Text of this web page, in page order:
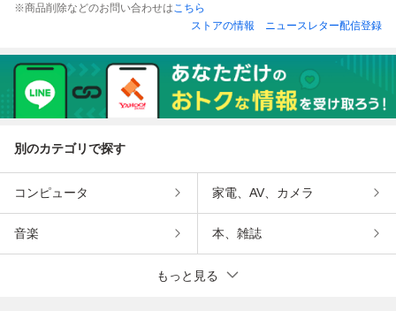
※商品削除などのお問い合わせはこちら
ストアの情報
ニュースレター配信登録
別のカテゴリで探す
コンピュータ 家電、AV、カメラ
音楽 本、雑誌
もっと見る